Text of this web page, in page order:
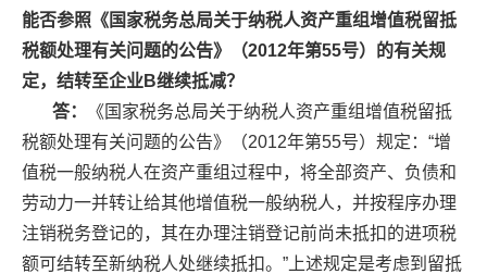
能否参照《国家税务总局关于纳税人资产重组增值税留抵
税额处理有关问题的公告》（2012年第55号）的有关规
定，结转至企业B继续抵减？
答：
《国家税务总局关于纳税人资产重组增值税留抵
税额处理有关问题的公告》（2012年第55号）规定：“增
值税一般纳税人在资产重组过程中，将全部资产、负债和
劳动力一并转让给其他增值税一般纳税人，并按程序办理
注销税务登记的，其在办理注销登记前尚未抵扣的进项税
额可结转至新纳税人处继续抵扣。”上述规定是考虑到留抵